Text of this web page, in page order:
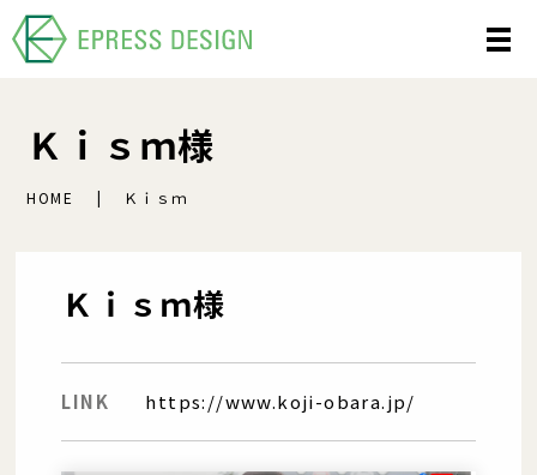
Ｋｉｓｍ様
HOME Ｋｉｓｍ
Ｋｉｓｍ様
LINK https://www.koji-obara.jp/